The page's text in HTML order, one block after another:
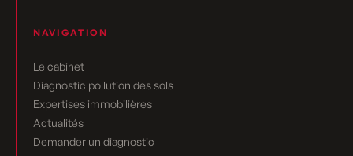
NAVIGATION
Le cabinet
Diagnostic pollution des sols
Expertises immobilières
Actualités
Demander un diagnostic